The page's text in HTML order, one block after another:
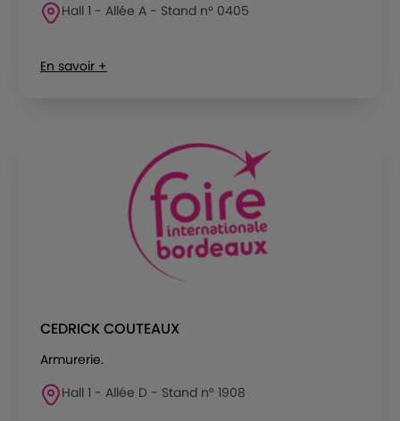
Hall 1 - Allée A - Stand n° 0405
En savoir +
CEDRICK COUTEAUX
Armurerie.
Hall 1 - Allée D - Stand n° 1908